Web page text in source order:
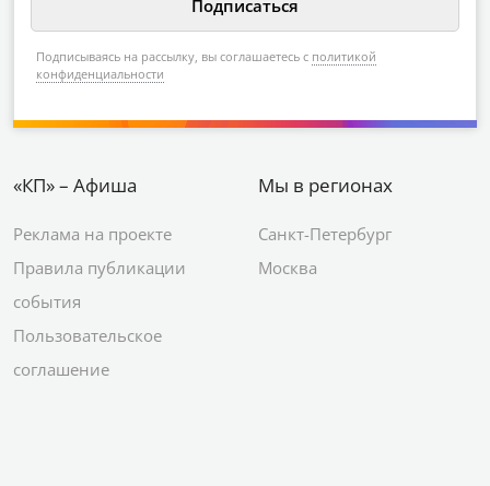
Подписываясь на рассылку, вы соглашаетесь с политикой
конфиденциальности
«КП» – Афиша
Реклама на проекте
Правила публикации
события
Пользовательское
соглашение
Мы в регионах
Санкт-Петербург
Москва